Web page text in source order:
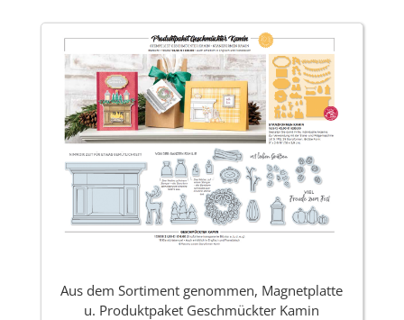
Aus dem Sortiment genommen, Magnetplatte
u. Produktpaket Geschmückter Kamin